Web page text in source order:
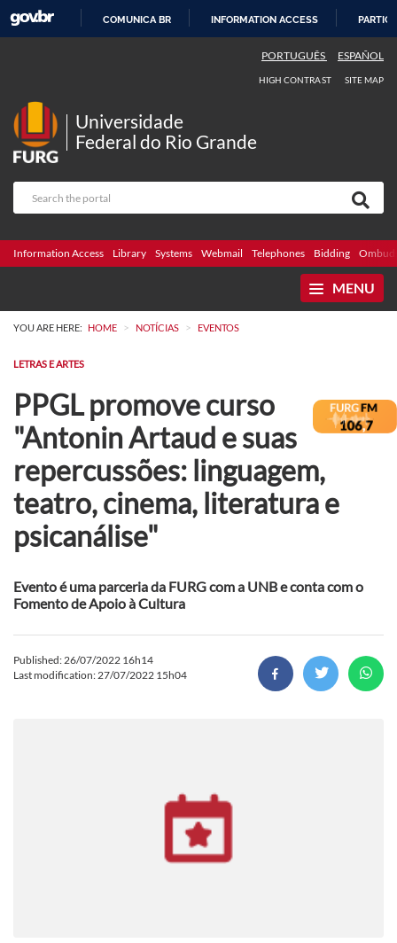
COMUNICA BR INFORMATION ACCESS
PORTUGUÊS ESPAÑOL
HIGH CONTRAST SITE MAP
Universidade
Federal do Rio Grande
Information Access Library Systems Webmail Telephones Bidding
MENU
YOU ARE HERE: HOME > NOTÍCIAS > EVENTOS
LETRAS E ARTES
PPGL promove curso
"Antonin Artaud e suas
repercussões: linguagem,
teatro, cinema, literatura e
psicanálise"
Evento é uma parceria da FURG com a UNB e conta com o
Fomento de Apoio à Cultura
Published: 26/07/2022 16h14
Last modification: 27/07/2022 15h04